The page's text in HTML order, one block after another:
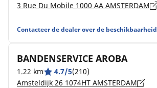
3 Rue Du Mobile 1000 AA AMSTERDAM
Contacteer de dealer over de beschikbaarheid
BANDENSERVICE AROBA
1.22 km 4.7/5(210)
Amsteldijk 26 1074HT AMSTERDAM